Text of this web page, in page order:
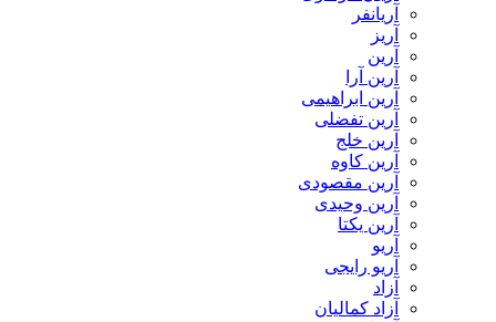
آریانفر
آریز
آرین
آرین آرا
آرین ابراهیمی
آرین تفضلی
آرین خلج
آرین کاوه
آرین مقصودی
آرین وحیدی
آرین یکتا
آریو
آریو رایجی
آزاد
آزاد کمالیان